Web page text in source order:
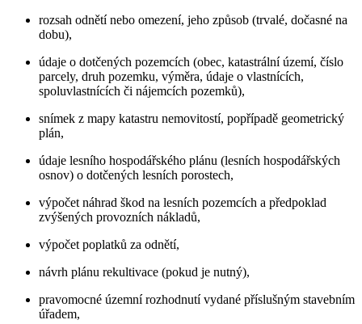
rozsah odnětí nebo omezení, jeho způsob (trvalé, dočasné na
dobu),
údaje o dotčených pozemcích (obec, katastrální území, číslo
parcely, druh pozemku, výměra, údaje o vlastnících,
spoluvlastnících či nájemcích pozemků),
snímek z mapy katastru nemovitostí, popřípadě geometrický
plán,
údaje lesního hospodářského plánu (lesních hospodářských
osnov) o dotčených lesních porostech,
výpočet náhrad škod na lesních pozemcích a předpoklad
zvýšených provozních nákladů,
výpočet poplatků za odnětí,
návrh plánu rekultivace (pokud je nutný),
pravomocné územní rozhodnutí vydané příslušným stavebním
úřadem,